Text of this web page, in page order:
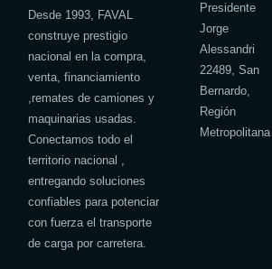
Desde 1993, FAVAL
construye prestigio
nacional en la compra,
venta, financiamiento
,remates de camiones y
maquinarias usadas.
Conectamos todo el
territorio nacional ,
entregando soluciones
confiables para potenciar
con fuerza el transporte
de carga por carretera.
Presidente
Jorge
Alessandri
22489, San
Bernardo,
Región
Metropolitana